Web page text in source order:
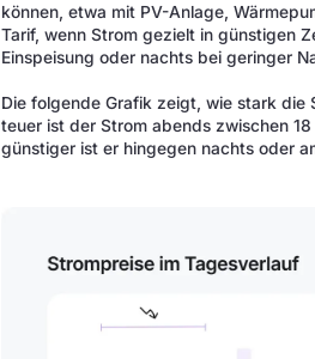
können, etwa mit PV-Anlage,
Tarif, wenn Strom gezielt in günstigen
Einspeisung oder nachts bei geringer
Die folgende Grafik zeigt, wie stark die
teuer ist der Strom abends zwischen
günstiger ist er hingegen nachts oder